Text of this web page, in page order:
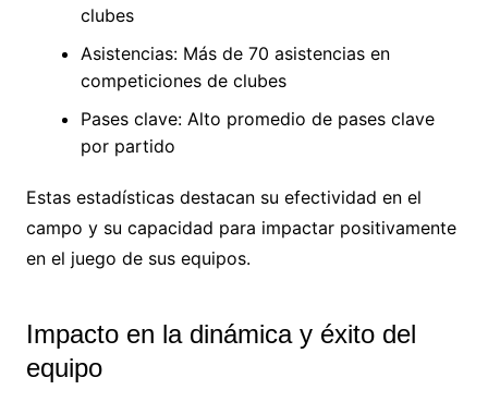
clubes
Asistencias: Más de 70 asistencias en
competiciones de clubes
Pases clave: Alto promedio de pases clave
por partido
Estas estadísticas destacan su efectividad en el
campo y su capacidad para impactar positivamente
en el juego de sus equipos.
Impacto en la dinámica y éxito del
equipo